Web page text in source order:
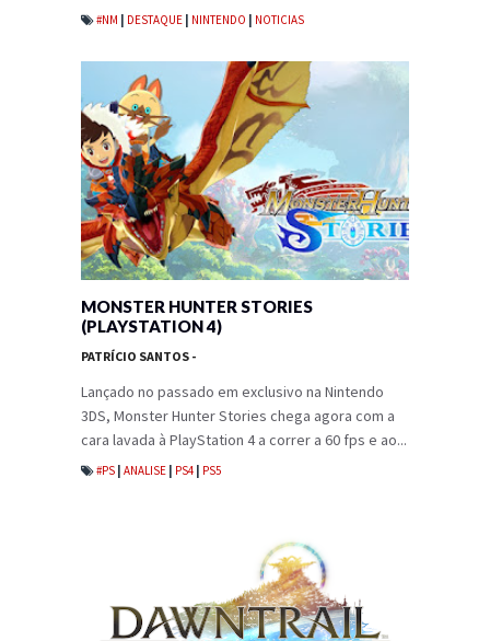
#NM DESTAQUE NINTENDO NOTICIAS
MONSTER HUNTER STORIES
(PLAYSTATION 4)
PATRÍCIO SANTOS -
Lançado no passado em exclusivo na Nintendo
3DS, Monster Hunter Stories chega agora com a
cara lavada à PlayStation 4 a correr a 60 fps e ao...
#PS ANALISE PS4 PS5